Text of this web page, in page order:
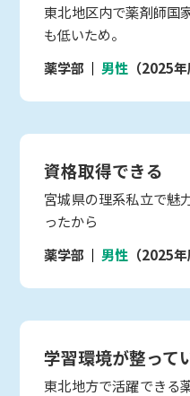
東北地区内で薬剤師国
も低いため。
薬学部
男性 （2025
資格取得できる
宮城県の理系私立で魅
ったから
薬学部
男性 （2025
学習環境が整って
東北地方で活躍できる